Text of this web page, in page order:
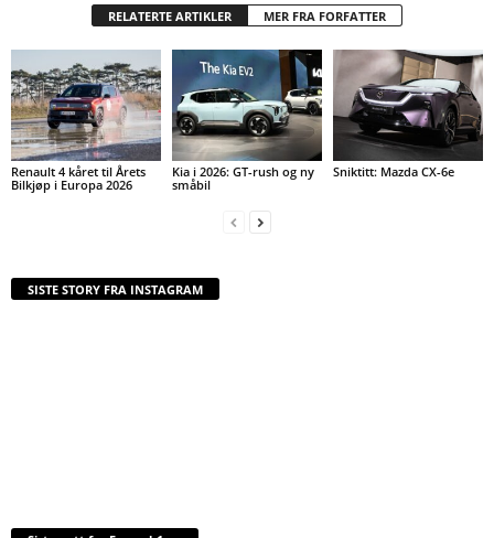
RELATERTE ARTIKLER MER FRA FORFATTER
Renault 4 kåret til Årets
Bilkjøp i Europa 2026
Kia i 2026: GT-rush og ny
småbil
Sniktitt: Mazda CX-6e
SISTE STORY FRA INSTAGRAM